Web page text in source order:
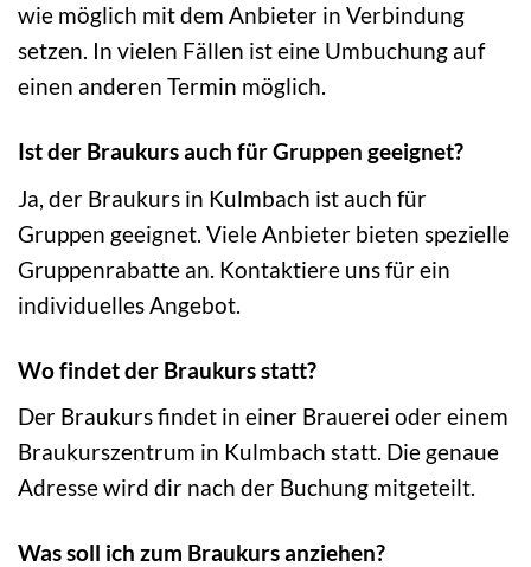
wie möglich mit dem Anbieter in Verbindung
setzen. In vielen Fällen ist eine Umbuchung auf
einen anderen Termin möglich.
Ist der Braukurs auch für Gruppen geeignet?
Ja, der Braukurs in Kulmbach ist auch für
Gruppen geeignet. Viele Anbieter bieten spezielle
Gruppenrabatte an. Kontaktiere uns für ein
individuelles Angebot.
Wo findet der Braukurs statt?
Der Braukurs findet in einer Brauerei oder einem
Braukurszentrum in Kulmbach statt. Die genaue
Adresse wird dir nach der Buchung mitgeteilt.
Was soll ich zum Braukurs anziehen?